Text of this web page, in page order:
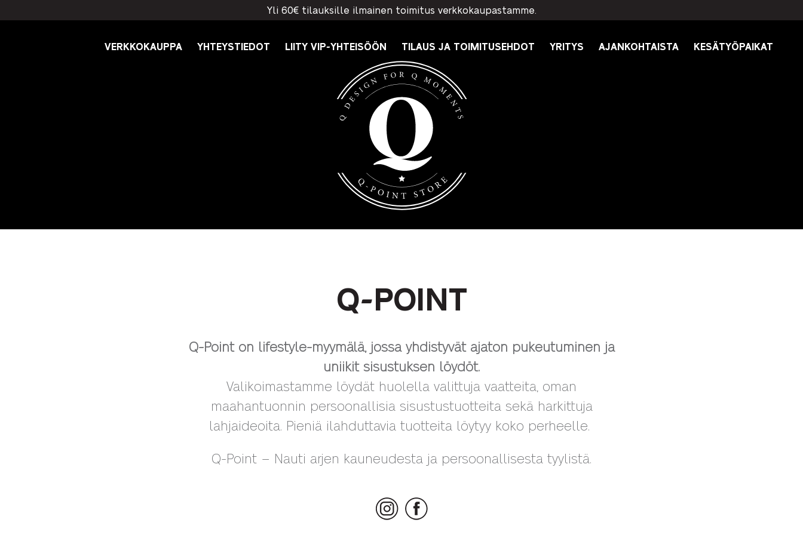
Yli 60€ tilauksille ilmainen toimitus verkkokaupastamme.
VERKKOKAUPPA YHTEYSTIEDOT LIITY VIP-YHTEISÖÖN TILAUS JA TOIMITUSEHDOT YRITYS AJANKOHTAISTA KESÄTYÖPAIKAT
Q-POINT
Q-Point on lifestyle-myymälä, jossa yhdistyvät ajaton pukeutuminen ja
uniikit sisustuksen löydöt.
Valikoimastamme löydät huolella valittuja vaatteita, oman
maahantuonnin persoonallisia sisustustuotteita sekä harkittuja
lahjaideoita. Pieniä ilahduttavia tuotteita löytyy koko perheelle.
Q-Point – Nauti arjen kauneudesta ja persoonallisesta tyylistä.